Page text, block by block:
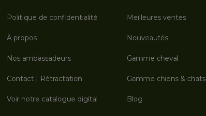
Politique de confidentialité
À propos
Nos ambassadeurs
Contact| Rétractation
Voir notre catalogue digital
Meilleures ventes
Nouveautés
Gamme cheval
Gamme chiens & chats
Blog